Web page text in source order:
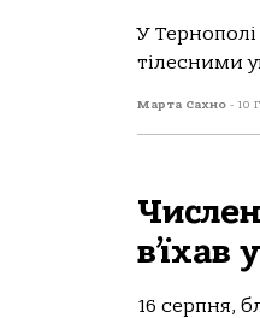
У
тілесними
Марта Сахно - 10
16 серпня,